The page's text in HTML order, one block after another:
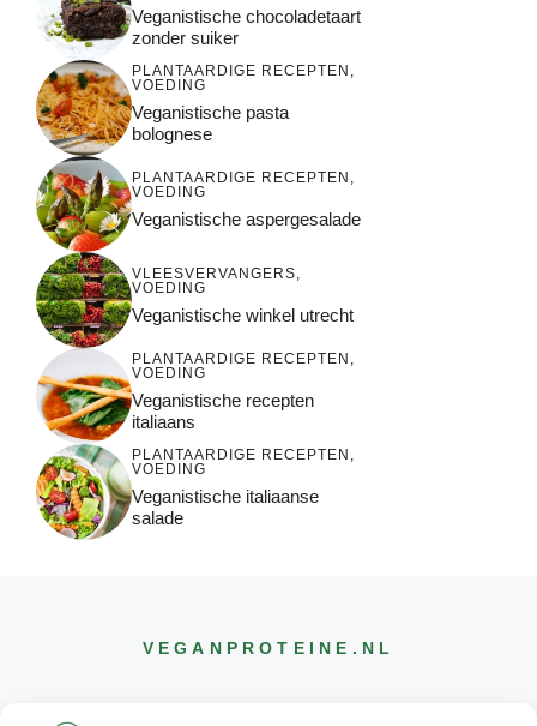
Veganistische chocoladetaart
zonder suiker
PLANTAARDIGE RECEPTEN ,
VOEDING
Veganistische pasta
bolognese
PLANTAARDIGE RECEPTEN ,
VOEDING
Veganistische aspergesalade
VLEESVERVANGERS,
VOEDING
Veganistische winkel utrecht
PLANTAARDIGE RECEPTEN ,
VOEDING
Veganistische recepten
italiaans
PLANTAARDIGE RECEPTEN ,
VOEDING
Veganistische italiaanse
salade
VEGANPROTEINE .NL